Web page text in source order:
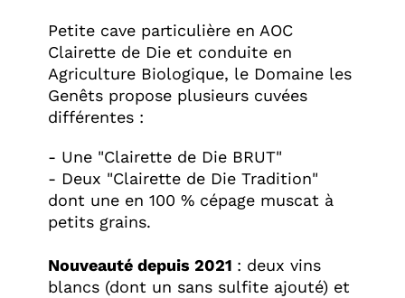
Petite cave particulière en AOC
Clairette de Die et conduite en
Agriculture Biologique, le Domaine les
Genêts propose plusieurs cuvées
différentes :
- Une "Clairette de Die BRUT"
- Deux "Clairette de Die Tradition"
dont une en 100 % cépage muscat à
petits grains.
Nouveauté depuis 2021 : deux vins
blancs (dont un sans sulfite ajouté) et